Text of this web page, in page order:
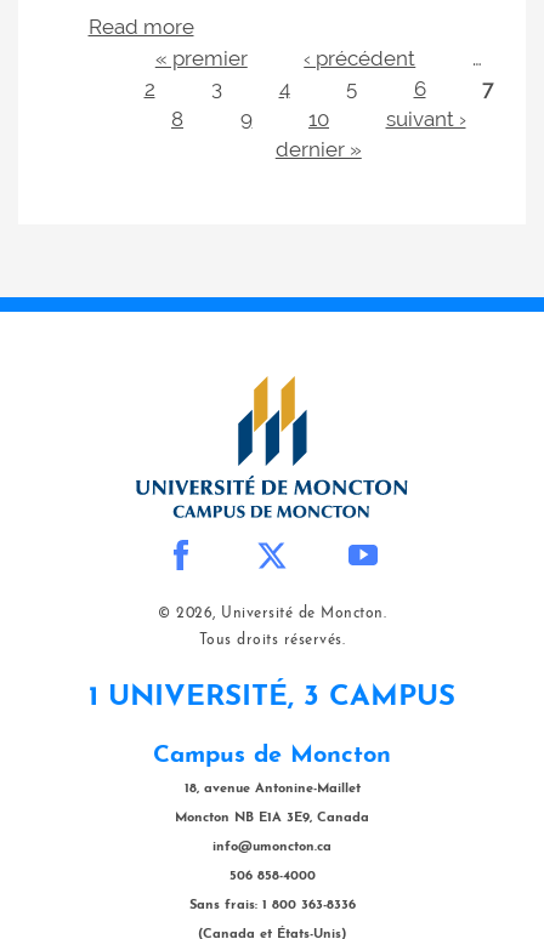
Read moreabout Survol des ateliers
« premier ‹ précédent
…
2
3 4 5 6
7
8
9 10
suivant ›
dernier »
© 2026, Université de Moncton.
Tous droits réservés.
1 UNIVERSITÉ, 3 CAMPUS
Campus de Moncton
18, avenue Antonine-Maillet
Moncton NB E1A 3E9, Canada
info@umoncton.ca
506 858-4000
Sans frais: 1 800 363-8336
(Canada et États-Unis)